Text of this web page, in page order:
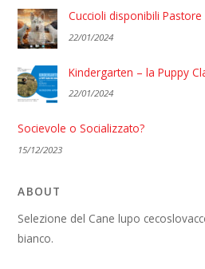
Cuccioli disponibili Pastore
22/01/2024
Kindergarten – la Puppy
22/01/2024
Socievole o Socializzato?
15/12/2023
ABOUT
Selezione del Cane lupo
bianco.